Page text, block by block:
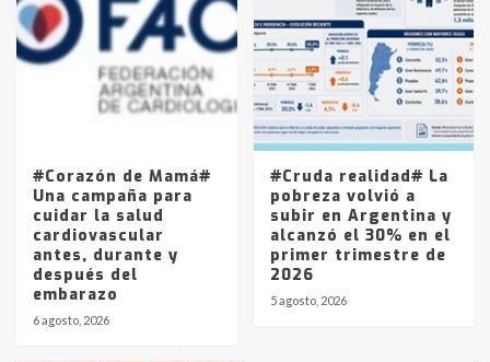
4
joven de Trenque Lauquen
Los precios de los combustibles en
La Pampa, desde YPF hasta Axion
entre 857 a 1338 pesos
#Corazón de Mamá#
Una campaña para
cuidar la salud
cardiovascular
antes, durante y
después del
embarazo
6 agosto, 2026
#Cruda realidad# La
pobreza volvió a
subir en Argentina y
alcanzó el 30% en el
primer trimestre de
2026
5 agosto, 2026